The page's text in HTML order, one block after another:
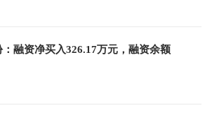
：融资净买入326.17万元，融资余额